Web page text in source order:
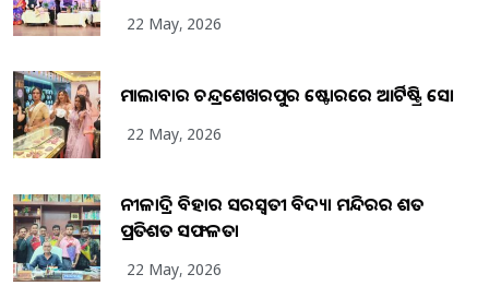
22 May, 2026
ମାଲାବାର ଚନ୍ଦ୍ରଶେଖରପୁର ଷ୍ଟୋରରେ ଆର୍ଟିଷ୍ଟ୍ରି ସୋ
22 May, 2026
ନୀଳାଦ୍ରି ବିହାର ସରସ୍ୱତୀ ବିଦ୍ୟା ମନ୍ଦିରର ଶତ
ପ୍ରତିଶତ ସଫଳତା
22 May, 2026